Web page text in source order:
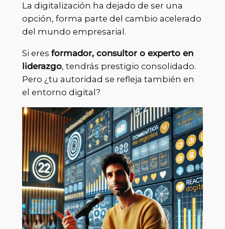
La digitalización ha dejado de ser una
opción, forma parte del cambio acelerado
del mundo empresarial.
Si eres formador, consultor o experto en
liderazgo, tendrás prestigio consolidado.
Pero ¿tu autoridad se refleja también en
el entorno digital?